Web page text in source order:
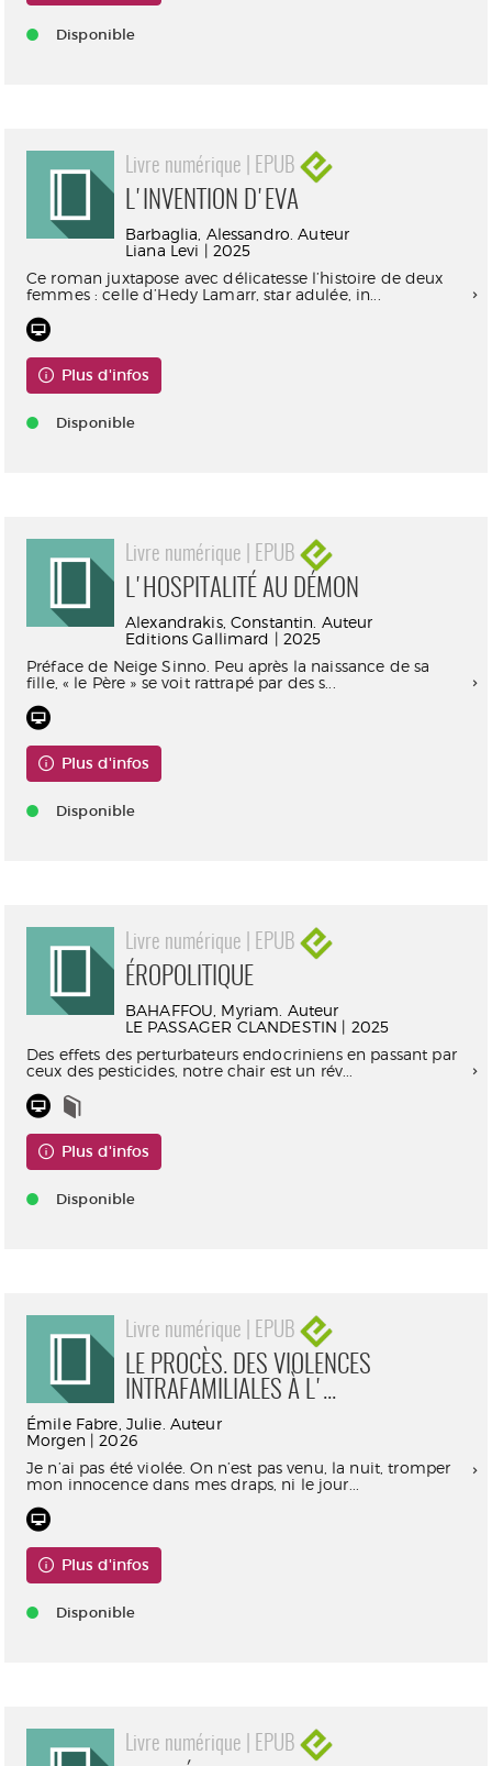
Disponible
Livre numérique | EPUB
L'INVENTION D'EVA
Barbaglia, Alessandro. Auteur
Liana Levi | 2025
Ce roman juxtapose avec délicatesse l’histoire de deux
femmes : celle d’Hedy Lamarr, star adulée, in...
Plus d'infos
Disponible
Livre numérique | EPUB
L'HOSPITALITÉ AU DÉMON
Alexandrakis, Constantin. Auteur
Editions Gallimard | 2025
Préface de Neige Sinno. Peu après la naissance de sa
fille, « le Père » se voit rattrapé par des s...
Plus d'infos
Disponible
Livre numérique | EPUB
ÉROPOLITIQUE
BAHAFFOU, Myriam. Auteur
LE PASSAGER CLANDESTIN | 2025
Des effets des perturbateurs endocriniens en passant par
ceux des pesticides, notre chair est un rév...
Plus d'infos
Disponible
Livre numérique | EPUB
LE PROCÈS. DES VIOLENCES
INTRAFAMILIALES À L'...
Émile Fabre, Julie. Auteur
Morgen | 2026
Je n’ai pas été violée. On n’est pas venu, la nuit, tromper
mon innocence dans mes draps, ni le jour...
Plus d'infos
Disponible
Livre numérique | EPUB